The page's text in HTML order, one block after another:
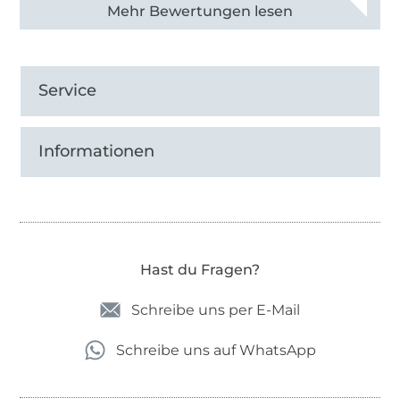
Alle 82950 Bewertungen ansehen
Service
Informationen
Hast du Fragen?
Schreibe uns per E-Mail
Schreibe uns auf WhatsApp